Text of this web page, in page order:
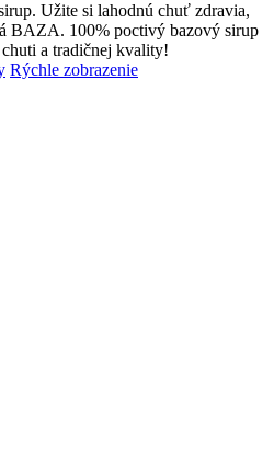
Užite si lahodnú chuť zdravia,
BAZA. 100% poctivý bazový sirup
a tradičnej kvality!
Rýchle zobrazenie